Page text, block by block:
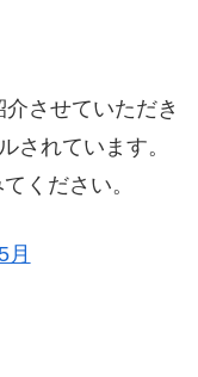
させていただき
されています。
ください。
月